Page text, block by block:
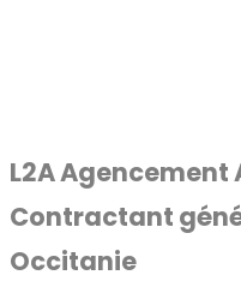
L2A Agencement
Contractant
Occitanie